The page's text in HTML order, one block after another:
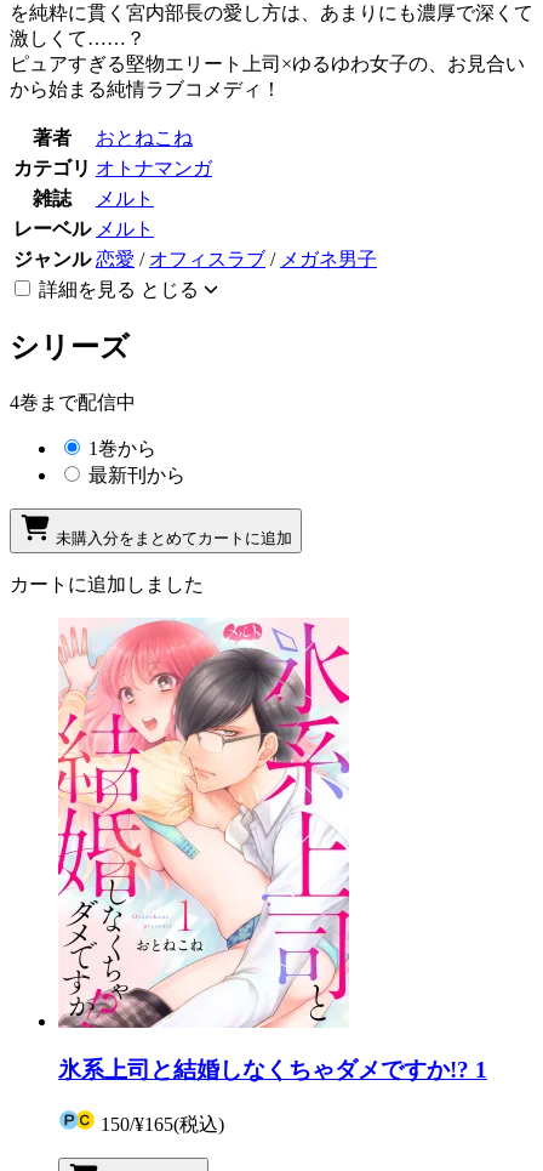
を純粋に貫く宮内部長の愛し方は、あまりにも濃厚で深くて
激しくて……？
ピュアすぎる堅物エリート上司×ゆるゆわ女子の、お見合い
から始まる純情ラブコメディ！
著者
おとねこね
カテゴリ オトナマンガ
雑誌
メルト
レーベル メルト
ジャンル 恋愛 / オフィスラブ / メガネ男子
詳細を見る とじる
シリーズ
4巻まで配信中
1巻から
最新刊から
未購入分をまとめてカートに追加
カートに追加しました
氷系上司と結婚しなくちゃダメですか!? 1
150/¥165(税込)